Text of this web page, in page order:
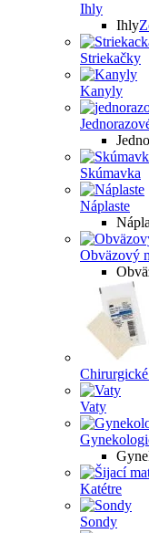
Ihly
Ihly
Striekačky
Kanyly
Skúmavka
Náplaste
Obväzový
Vaty
Katétre
Sondy